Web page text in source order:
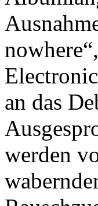
an das
werden